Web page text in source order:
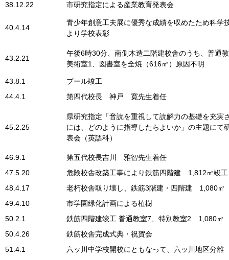
38.12.22
市研究指定による産業教育発表会
40.4.14
青少年創意工夫展に優秀な成績を収めたため科学
より学校表彰
43.2.21
午後6時30分、南側木造二階建校舎のうち、普通
美術室1、図書室を全焼（616㎡）原因不明
43.8.1
プール竣工
44.4.1
第四代校長 神戸 寛先生着任
45.2.25
県研究指定「音読を重視して読解力の基礎を充実
には、どのように指導したらよいか」の主題にて
表会（英語科）
46.9.1
第五代校長吉川 雅智先生着任
47.5.20
危険校舎改築工事により鉄筋四階建 1,812㎡竣工
48.4.17
老朽校舎取り壊し、鉄筋3階建・四階建 1,080㎡
49.4.10
市学園緑化計画による植樹
50.2.1
鉄筋四階建竣工 普通教室7、特別教室2 1,080㎡
50.4.26
鉄筋校舎完成式典・祝賀会
51.4.1
六ッ川中学校開校にともなって、六ッ川地区分離